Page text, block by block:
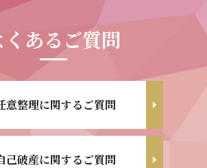
くあるご質問
意整理に関するご質問
己破産に関するご質問